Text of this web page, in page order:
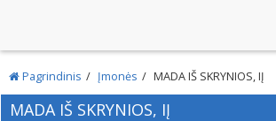
Pagrindinis Įmonės MADA IŠ SKRYNIOS, IĮ
MADA IŠ SKRYNIOS, IĮ